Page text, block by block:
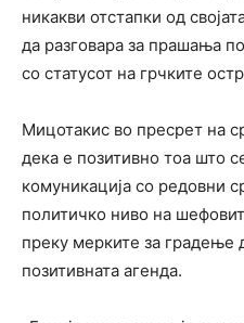
никакви отстапки од
да разговара за прашања
со статусот на грчките
Мицотакис во пресрет на
дека е позитивно тоа што
комуникација со редовни
политичко ниво на
преку мерките за градење
позитивната агенда.